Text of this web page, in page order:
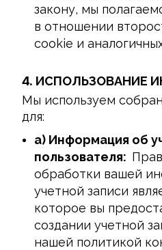
закону, мы
в отношении
cookie и
4. ИСПОЛЬЗОВАНИЕ
Мы используем
для:
a) Информация об
пользователя:
обработки вашей
учетной записи
которое вы
создании учетной
нашей политикой